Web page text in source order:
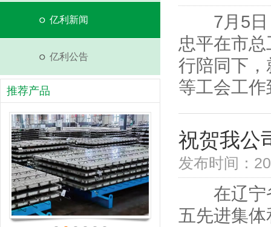
亿利新闻
亿利公告
推荐产品
7月5日，
忠平在市
行陪同下，
等工会工
祝贺我公
发布时间：
在辽宁省
五先进集体